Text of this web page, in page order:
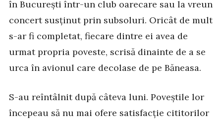
în București într-un club oarecare sau la vreun
concert susținut prin subsoluri. Oricât de mult
s-ar fi completat, fiecare dintre ei avea de
urmat propria poveste, scrisă dinainte de a se
urca în avionul care decolase de pe Băneasa.
S-au reîntâlnit după câteva luni. Poveștile lor
începeau să nu mai ofere satisfacție cititorilor